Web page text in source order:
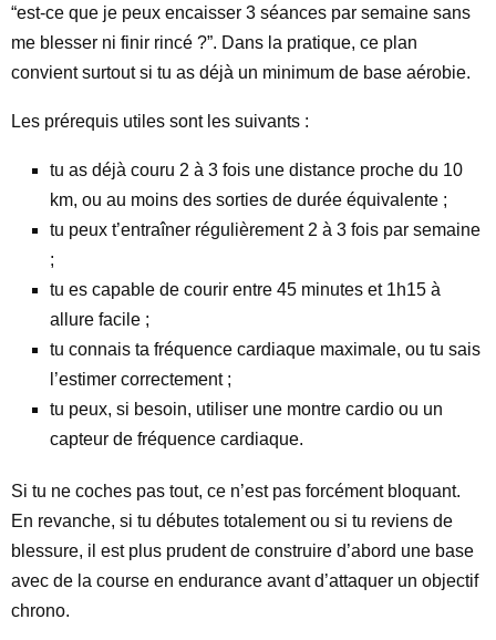
“est-ce que je peux encaisser 3 séances par semaine sans
me blesser ni finir rincé ?”. Dans la pratique, ce plan
convient surtout si tu as déjà un minimum de base aérobie.
Les prérequis utiles sont les suivants :
tu as déjà couru 2 à 3 fois une distance proche du 10
km, ou au moins des sorties de durée équivalente ;
tu peux t’entraîner régulièrement 2 à 3 fois par semaine
;
tu es capable de courir entre 45 minutes et 1h15 à
allure facile ;
tu connais ta fréquence cardiaque maximale, ou tu sais
l’estimer correctement ;
tu peux, si besoin, utiliser une montre cardio ou un
capteur de fréquence cardiaque.
Si tu ne coches pas tout, ce n’est pas forcément bloquant.
En revanche, si tu débutes totalement ou si tu reviens de
blessure, il est plus prudent de construire d’abord une base
avec de la course en endurance avant d’attaquer un objectif
chrono.